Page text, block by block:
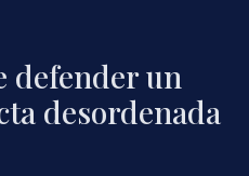
defender un
desordenada